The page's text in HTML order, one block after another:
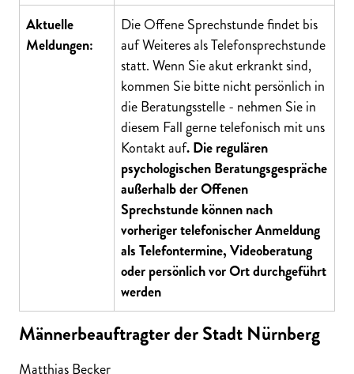
Aktuelle
Meldungen:
Die Offene Sprechstunde findet bis
auf Weiteres als Telefonsprechstunde
statt. Wenn Sie akut erkrankt sind,
kommen Sie bitte nicht persönlich in
die Beratungsstelle - nehmen Sie in
diesem Fall gerne telefonisch mit uns
Kontakt auf.Die regulären
psychologischen Beratungsgespräche
außerhalb der Offenen
Sprechstunde können nach
vorheriger telefonischer Anmeldung
als Telefontermine, Videoberatung
oder persönlich vor Ort durchgeführt
werden
Männerbeauftragter der Stadt Nürnberg
Matthias Becker